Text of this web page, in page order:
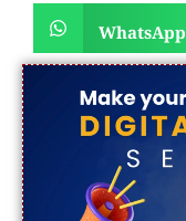
WhatsApp